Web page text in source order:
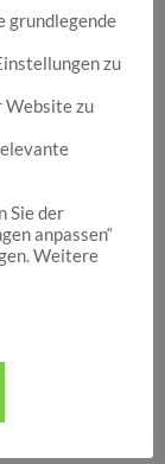
für Dich,
zu
was sie
um
zu
gibt Ihnen
grundlegende
zu
Website zu
Sie der
anpassen“
Weitere